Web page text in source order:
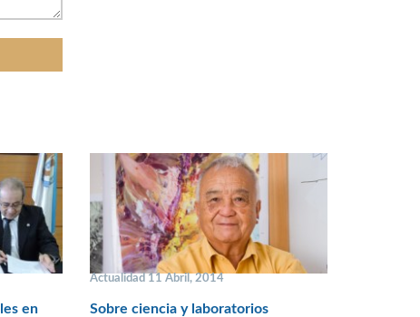
en
Actualidad 11 Abril, 2014
Sobre ciencia y laboratorios